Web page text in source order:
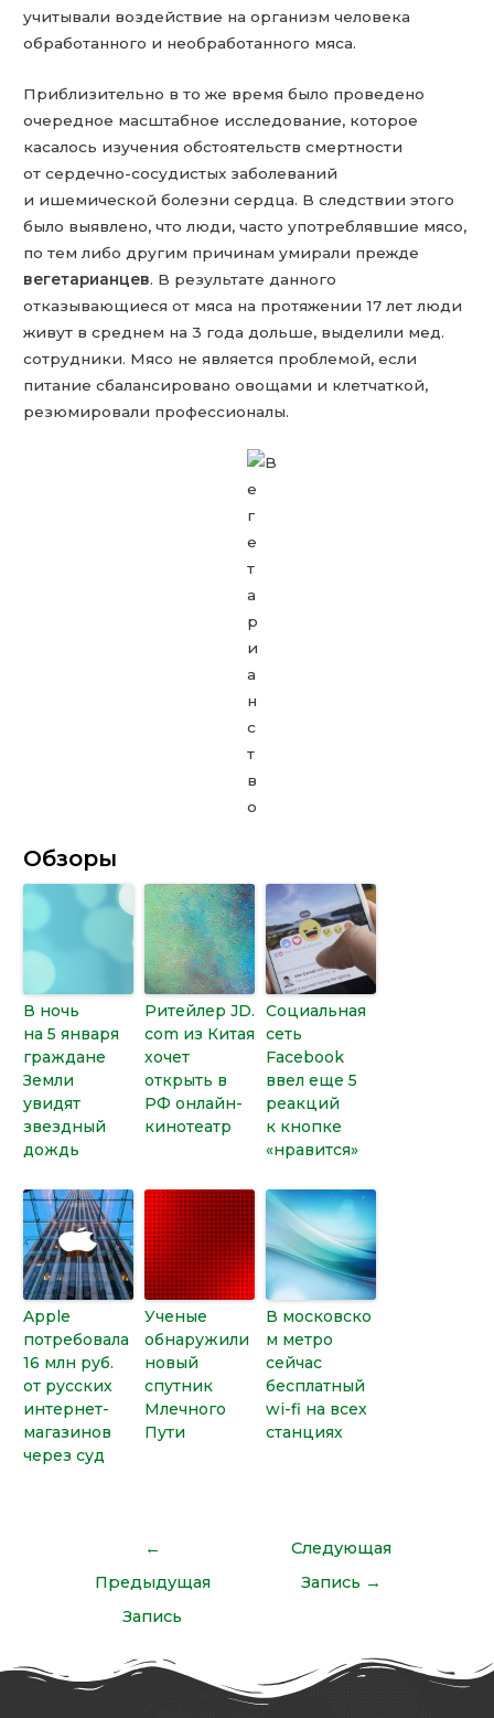
учитывали воздействие на организм человека
обработанного и необработанного мяса.
Приблизительно в то же время было проведено
очередное масштабное исследование, которое
касалось изучения обстоятельств смертности
от сердечно-сосудистых заболеваний
и ишемической болезни сердца. В следствии этого
было выявлено, что люди, часто употреблявшие мясо,
по тем либо другим причинам умирали прежде
вегетарианцев. В результате данного
отказывающиеся от мяса на протяжении 17 лет люди
живут в среднем на 3 года дольше, выделили мед.
сотрудники. Мясо не является проблемой, если
питание сбалансировано овощами и клетчаткой,
резюмировали профессионалы.
Обзоры
В ночь
на 5 января
граждане
Земли
увидят
звездный
дождь
Ритейлер JD.
com из Китая
хочет
открыть в
РФ онлайн-
кинотеатр
Социальная
сеть
Facebook
ввел еще 5
реакций
к кнопке
«нравится»
Apple
потребовала
16 млн руб.
от русских
интернет-
магазинов
через суд
Ученые
обнаружили
новый
спутник
Млечного
Пути
В московско
м метро
сейчас
бесплатный
wi-fi на всех
станциях
←
Предыдущая
Запись
Следующая
Запись →